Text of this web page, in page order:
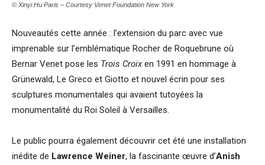
© Xinyi Hu Paris – Courtesy Venet Foundation New York
Nouveautés cette année : l’extension du parc avec vue
imprenable sur l’emblématique Rocher de Roquebrune où
Bernar Venet pose les Trois Croixen 1991 en hommage à
Grünewald, Le Greco et Giotto et nouvel écrin pour ses
sculptures monumentales qui avaient tutoyées la
monumentalité du Roi Soleil à Versailles.
Le public pourra également découvrir cet été une installation
inédite de Lawrence Weiner, la fascinante œuvre d’Anish